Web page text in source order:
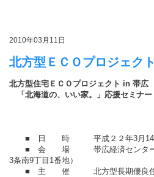
2010年03月11日
北方型ＥＣＯプロジェク
北方型住宅ＥＣＯプロジェクト in 帯広
「北海道の、いい家。」応援セミナー
■ 日 時 平成２２年3月14日（
■ 会 場 帯広経済センタービル
3条南9丁目1番地）
■ 主 催 北方型長期優良住宅